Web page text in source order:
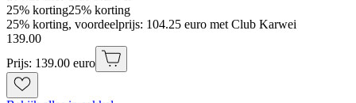
25% korting25% korting
25% korting, voordeelprijs: 104.25 euro met Club Karwei
139.00
Prijs: 139.00 euro